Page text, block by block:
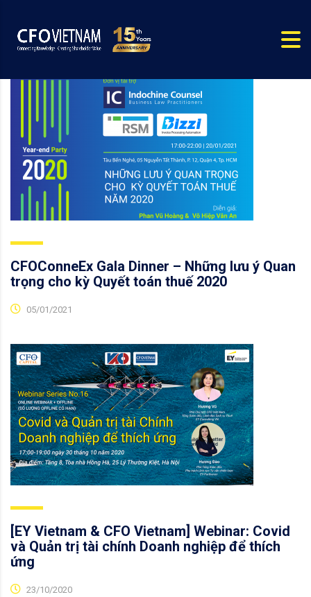
CFOConneEx Gala Dinner – Những lưu ý Quan
trọng cho kỳ Quyết toán thuế 2020
05/01/2021
[EY Vietnam & CFO Vietnam] Webinar: Covid
và Quản trị tài chính Doanh nghiệp để thích
ứng
23/10/2020